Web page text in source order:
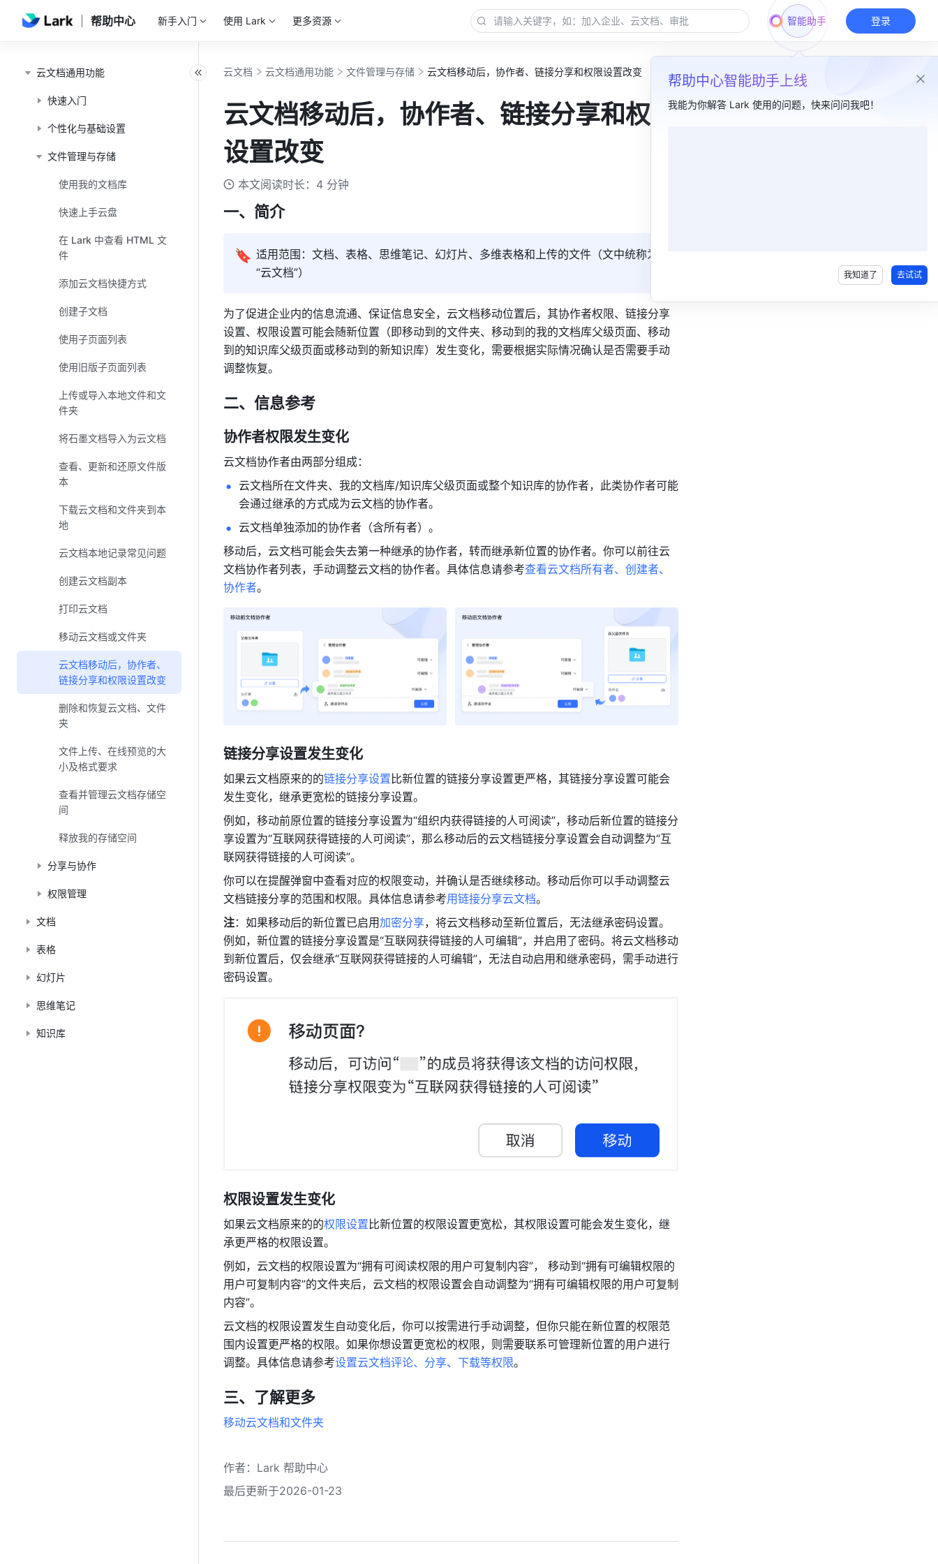
帮助中心 新手入门 使用 Lark 更多资源 智能助手
帮助中心智能助手上线
我能为你解答 Lark 使用的问题，快来问问我吧！
我知道了 去试试
登录
云文档通用功能
快速入门
个性化与基础设置
文件管理与存储
使用我的文档库
快速上手云盘
在 Lark 中查看 HTML 文
件
添加云文档快捷方式
创建子文档
使用子页面列表
使用旧版子页面列表
上传或导入本地文件和文
件夹
将石墨文档导入为云文档
查看、更新和还原文件版
本
下载云文档和文件夹到本
地
云文档本地记录常见问题
创建云文档副本
打印云文档
移动云文档或文件夹
云文档移动后，协作者、
链接分享和权限设置改变
删除和恢复云文档、文件
夹
文件上传、在线预览的大
小及格式要求
查看并管理云文档存储空
间
释放我的存储空间
分享与协作
权限管理
文档
表格
幻灯片
思维笔记
知识库
云文档 云文档通用功能 文件管理与存储 云文档移动后，协作者、链接分享和权限设置改变
云文档移动后，协作者、链接分享和权限
设置改变
本文阅读时长：4 分钟
一、简介
🔖 适用范围：文档、表格、思维笔记、幻灯片、多维表格和上传的文件（文中统称为
“云文档”）
为了促进企业内的信息流通、保证信息安全，云文档移动位置后，其协作者权限、链接分享
设置、权限设置可能会随新位置（即移动到的文件夹、移动到的我的文档库父级页面、移动
到的知识库父级页面或移动到的新知识库）发生变化，需要根据实际情况确认是否需要手动
调整恢复。
二、信息参考
协作者权限发生变化
云文档协作者由两部分组成：
云文档所在文件夹、我的文档库/知识库父级页面或整个知识库的协作者，此类协作者可能
会通过继承的方式成为云文档的协作者。
云文档单独添加的协作者（含所有者）。
移动后，云文档可能会失去第一种继承的协作者，转而继承新位置的协作者。你可以前往云
文档协作者列表，手动调整云文档的协作者。具体信息请参考查看云文档所有者、创建者、
协作者。
链接分享设置发生变化
如果云文档原来的的链接分享设置 比新位置的链接分享设置更严格，其链接分享设置可能会
发生变化，继承更宽松的链接分享设置。
例如，移动前原位置的链接分享设置为“组织内获得链接的人可阅读”，移动后新位置的链接分
享设置为“互联网获得链接的人可阅读”，那么移动后的云文档链接分享设置会自动调整为“互
联网获得链接的人可阅读”。
你可以在提醒弹窗中查看对应的权限变动，并确认是否继续移动。移动后你可以手动调整云
文档链接分享的范围和权限。具体信息请参考用链接分享云文档。
注：如果移动后的新位置已启用加密分享，将云文档移动至新位置后，无法继承密码设置。
例如，新位置的链接分享设置是“互联网获得链接的人可编辑”，并启用了密码。将云文档移动
到新位置后，仅会继承“互联网获得链接的人可编辑”，无法自动启用和继承密码，需手动进行
密码设置。
权限设置发生变化
如果云文档原来的的权限设置 比新位置的权限设置更宽松，其权限设置可能会发生变化，继
承更严格的权限设置。
例如，云文档的权限设置为“拥有可阅读权限的用户可复制内容”， 移动到“拥有可编辑权限的
用户可复制内容”的文件夹后，云文档的权限设置会自动调整为“拥有可编辑权限的用户可复制
内容”。
云文档的权限设置发生自动变化后，你可以按需进行手动调整，但你只能在新位置的权限范
围内设置更严格的权限。如果你想设置更宽松的权限，则需要联系可管理新位置的用户进行
调整。具体信息请参考设置云文档评论、分享、下载等权限。
三、了解更多
移动云文档和文件夹
作者 ： Lark 帮助中心
最后更新于2026-01-23